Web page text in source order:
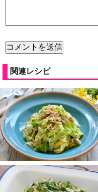
関連レシピ